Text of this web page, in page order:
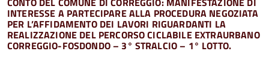
INTERESSE A PARTECIPARE ALLA PROCEDURA NEGOZIATA
PER L’AFFIDAMENTO DEI LAVORI RIGUARDANTI LA
REALIZZAZIONE DEL PERCORSO CICLABILE EXTRAURBANO
CORREGGIO-FOSDONDO – 3° STRALCIO – 1° LOTTO.